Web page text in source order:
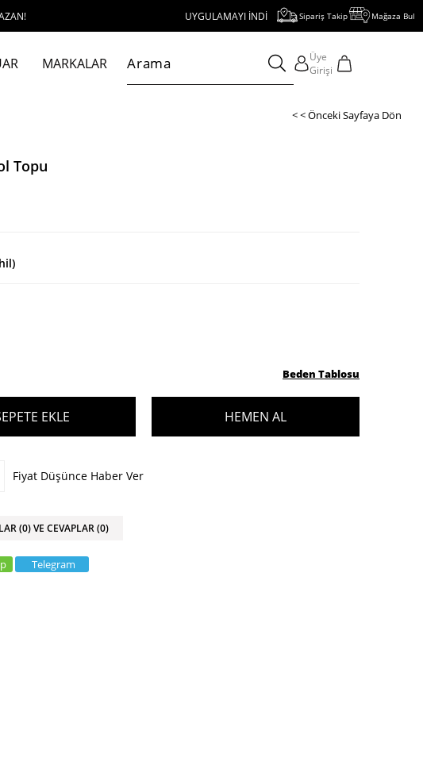
UYGULAMAYI İNDİR, 1000 TL VE ÜZERİ ALIŞVERİŞE 250 TL
Sipariş Takip Mağaza Bul
MARKALAR
Üye
Girişi
< < Önceki Sayfaya Dön
Topu
Beden Tablosu
Fiyat Düşünce Haber Ver
(0) VE CEVAPLAR (0)
Telegram